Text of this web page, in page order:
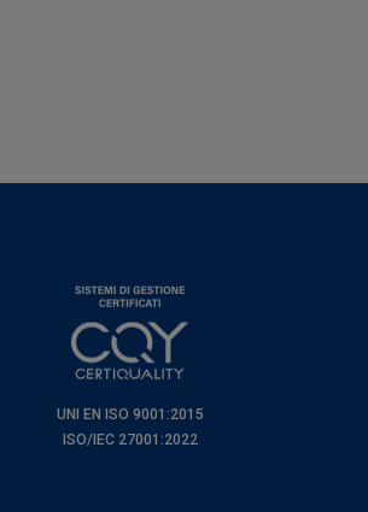
UNI EN ISO 9001:2015
ISO/IEC 27001:2022